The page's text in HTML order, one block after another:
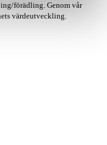
förädling. Genom vår
värdeutveckling.